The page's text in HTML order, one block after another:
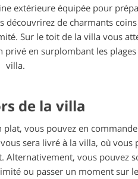
extérieure équipée pour
découvrirez de charmants
Sur le toit de la villa vous
en surplombant les
villa.
de la villa
vous pouvez en
sera livré à la villa, où vous
Alternativement, vous pouvez
ou passer un moment sur